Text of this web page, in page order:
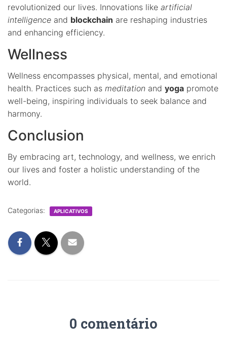
revolutionized our lives. Innovations like artificial
intelligence and blockchain are reshaping industries
and enhancing efficiency.
Wellness
Wellness encompasses physical, mental, and emotional
health. Practices such as meditation and yoga promote
well-being, inspiring individuals to seek balance and
harmony.
Conclusion
By embracing art, technology, and wellness, we enrich
our lives and foster a holistic understanding of the
world.
Categorias: APLICATIVOS
0 comentário